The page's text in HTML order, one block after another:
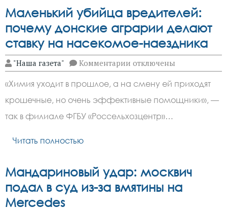
Маленький убийца вредителей:
почему донские аграрии делают
ставку на насекомое-наездника
"Наша газета" Комментарии к
записи
Маленький
убийца
вредителей:
почему
донские
аграрии
отключены
«Химия уходит в прошлое, а на смену ей приходят
крошечные, но очень эффективные помощники», —
так в филиале ФГБУ «Россельхозцентр»…
Читать полностью
Мандариновый удар: москвич
подал в суд из-за вмятины на
Mercedes